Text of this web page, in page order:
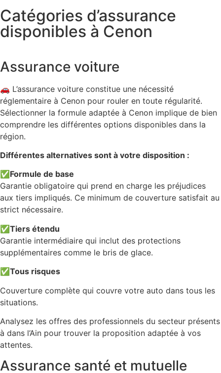
Catégories d’assurance
disponibles à Cenon
Assurance voiture
🚗 L’assurance voiture constitue une nécessité
réglementaire à Cenon pour rouler en toute régularité.
Sélectionner la formule adaptée à Cenon implique de bien
comprendre les différentes options disponibles dans la
région.
Différentes alternatives sont à votre disposition :
✅ Formule de base
Garantie obligatoire qui prend en charge les préjudices
aux tiers impliqués. Ce minimum de couverture satisfait au
strict nécessaire.
✅Tiers étendu
Garantie intermédiaire qui inclut des protections
supplémentaires comme le bris de glace.
✅Tous risques
Couverture complète qui couvre votre auto dans tous les
situations.
Analysez les offres des professionnels du secteur présents
à dans l’Ain pour trouver la proposition adaptée à vos
attentes.
Assurance santé et mutuelle